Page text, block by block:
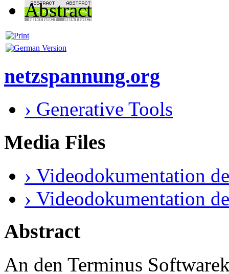
Abstract
netzspannung.org
› Generative Tools
Media Files
› Videodokumentation
› Videodokumentation
Abstract
An den Terminus